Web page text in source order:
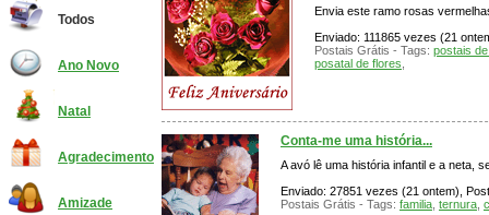
Todos
Ano Novo
Natal
Agradecimento
Amizade
Envia este ramo rosas
Enviado: 111865 vezes (21
Postais Grátis - Tags: postais
posatal de flores
Conta-me uma história...
A avó lê uma história infantil e a neta,
Enviado: 27851 vezes (21 ontem),
Postais Grátis - Tags: familia ternura